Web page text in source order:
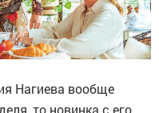
Нагиева вообще
то новинка с его...